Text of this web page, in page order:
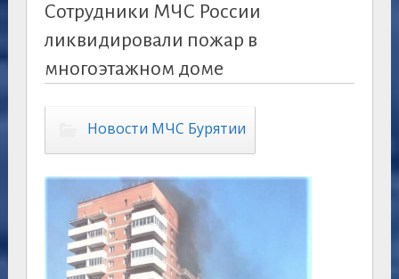
Сотрудники МЧС России
ликвидировали пожар в
многоэтажном доме
Новости МЧС Бурятии